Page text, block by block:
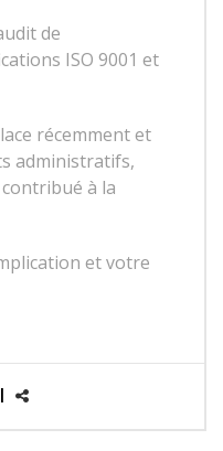
de
ISO 9001 et
récemment et
administratifs,
à la
et votre